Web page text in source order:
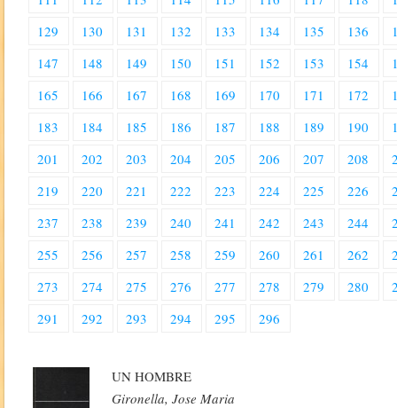
129
130 131 132 133 134 135 136
147
148 149 150 151 152 153 154
165
166 167 168 169 170 171 172
183
184 185 186 187 188 189 190
201
202 203 204 205 206 207 208
219
220 221 222 223 224 225 226
237
238 239 240 241 242 243 244
255
256 257 258 259 260 261 262
273
274 275 276 277 278 279 280
291
292 293 294 295 296
UN HOMBRE
Gironella, Jose Maria